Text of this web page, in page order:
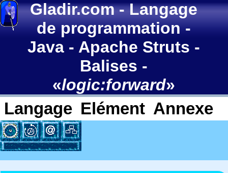
Gladir.com-Langage
de programmation-
Java - Apache Struts -
Balises -
«logic:forward»
Langage Elément Annexe